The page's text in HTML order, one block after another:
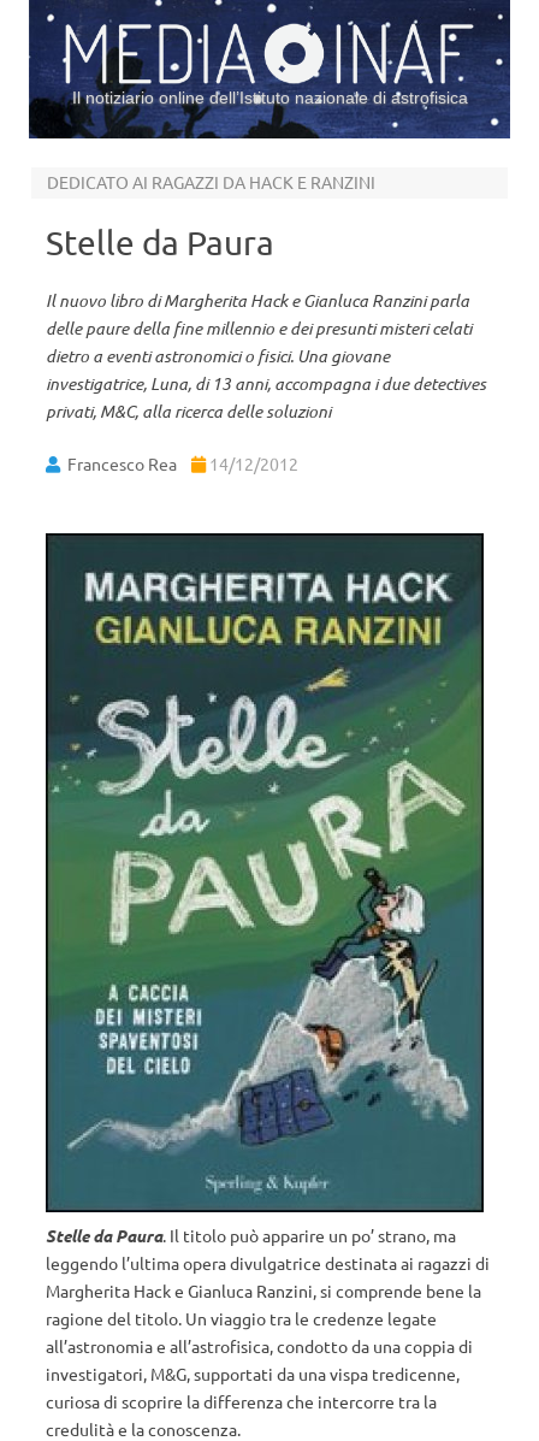
Il notiziario online dell’Istituto nazionale di astrofisica
DEDICATO AI RAGAZZI DA HACK E RANZINI
Stelle da Paura
Il nuovo libro di Margherita Hack e Gianluca Ranzini parla
delle paure della fine millennio e dei presunti misteri celati
dietro a eventi astronomici o fisici. Una giovane
investigatrice, Luna, di 13 anni, accompagna i due detectives
privati, M&C, alla ricerca delle soluzioni
Francesco Rea 14/12/2012
Stelle da Paura. Il titolo può apparire un po’ strano, ma
leggendo l’ultima opera divulgatrice destinata ai ragazzi di
Margherita Hack e Gianluca Ranzini, si comprende bene la
ragione del titolo. Un viaggio tra le credenze legate
all’astronomia e all’astrofisica, condotto da una coppia di
investigatori, M&G, supportati da una vispa tredicenne,
curiosa di scoprire la differenza che intercorre tra la
credulità e la conoscenza.